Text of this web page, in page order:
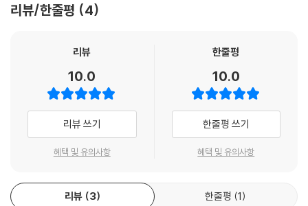
헤겔에 따르자면, 자신의 상대를 조금도 ‘인정하지 않고’ 오직 그 상대로부
패하고 몰락하며 부자유의 늪으로 빠져든다.
마르크스는 시장에서의 경쟁 속에 개인이 자신의 부를 무한정 추구할 이기
적 자유라는 근대적 자유의 표상에 동의하지 않았지만, 거꾸로 집단의 이
름으로 개인의 자유를 억압하는 사회를 꿈꾸지도 않았다. 오히려 그는 자
본이라는 경제적 관계에 대한 종속에서 벗어나야만 인간이 자유로워질 수
--- p.352
사회정치사상을 전체적으로 개괄한 첫 번째 책이라는 데 의미가 있다. 근
를 제공하는가 하면, 자유주의를 제창하고 자본주의를 옹호하며 그 발전
기도 했다. 모든 사람의 경제적 풍요를 목표로 삼았던 자본주의가 광범위
한 착취와 빈곤을 낳게 되자 근대 사회를 개선하거나 넘어서려는 대안적
기획이 등장하기 시작했다.
이 책에서는 근대 사회정치철학자 중 홉스, 로크, 스미스, 루소, 스피노자,
제가 무엇이고, 또 왜 이런 테제를 제시했는지를 살펴본다. 그리고 이들의
입장이 어떤 의의를 갖는지도 따져본다. 이들 철학자의 입장은 오늘날 우
리뷰/한줄평 4
리뷰
10.0
리뷰 쓰기
혜택 및 유의사항
한줄평
10.0
한줄평 쓰기
혜택 및 유의사항
리뷰 3 한줄평 1